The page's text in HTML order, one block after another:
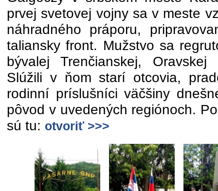
prvej svetovej vojny sa v meste
náhradného práporu,
taliansky front. Mužstvo sa
bývalej Trenčianskej,
Slúžili v ňom starí otcovia,
rodinní príslušníci väčšiny
pôvod v uvedených regiónoch.
sú tu: otvoriť >>>